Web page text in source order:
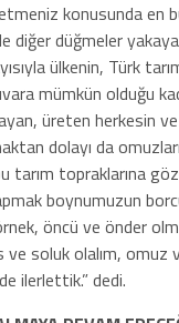
konusunda en
diğer düğmeler
ülkenin, Türk
mümkün olduğu
üreten herkesin
dolayı da
tarım topraklarına
boynumuzun
öncü ve önder
soluk olalım, omuz
ilerlettik.” dedi.